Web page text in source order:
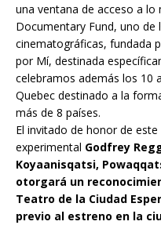
una ventana de acceso a
Documentary Fund, uno
cinematográficas, fundada
por Mí, destinada
celebramos además los 10
Quebec destinado a la
más de 8 países.
El invitado de honor de
experimental Godfrey
Koyaanisqatsi,
otorgará un
Teatro de la Ciudad
previo al estreno en la